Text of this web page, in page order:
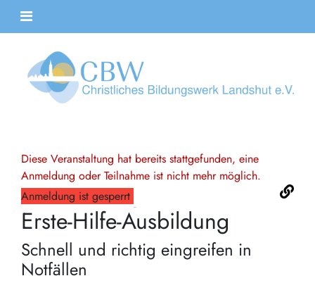
Diese Veranstaltung hat bereits stattgefunden, eine
Anmeldung oder Teilnahme ist nicht mehr möglich.
Anmeldung ist gesperrt
Erste-Hilfe-Ausbildung
Schnell und richtig eingreifen in
Notfällen